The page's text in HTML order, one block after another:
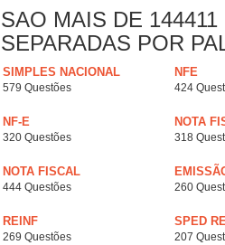
SAO MAIS DE 144411
SEPARADAS POR
SIMPLES NACIONAL
579 Questões
NFE
424
NF-E
320 Questões
NOTA
318
NOTA FISCAL
444 Questões 260
REINF
269 Questões
SPED
207